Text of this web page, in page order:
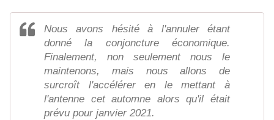
Nous avons hésité à l'annuler étant
donné la conjoncture économique.
Finalement, non seulement nous le
maintenons, mais nous allons de
surcroît l'accélérer en le mettant à
l'antenne cet automne alors qu'il était
prévu pour janvier 2021.